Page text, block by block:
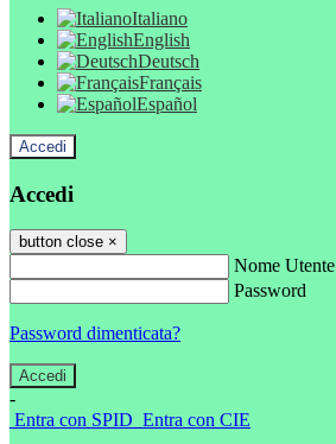
Italiano
English
Deutsch
Français
Español
Accedi
Accedi
button close ×
Nome Utente
Password
Password dimenticata?
-
Entra con SPID Entra con CIE